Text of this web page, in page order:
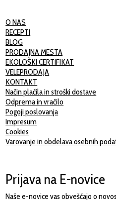
O NAS
RECEPTI
BLOG
PRODAJNA MESTA
EKOLOŠKI CERTIFIKAT
VELEPRODAJA
KONTAKT
Način plačila in stroški dostave
Odprema in vračilo
Pogoji poslovanja
Impresum
Cookies
Varovanje in obdelava osebnih
Prijava na E-novice
Naše e-novice vas obveščajo o